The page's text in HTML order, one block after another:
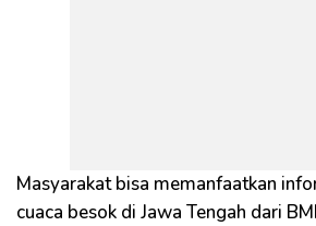
Masyarakat bisa memanfaatkan
cuaca besok di Jawa Tengah dari